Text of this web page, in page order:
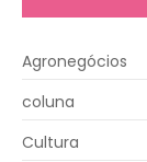
Agronegócios
coluna
Cultura